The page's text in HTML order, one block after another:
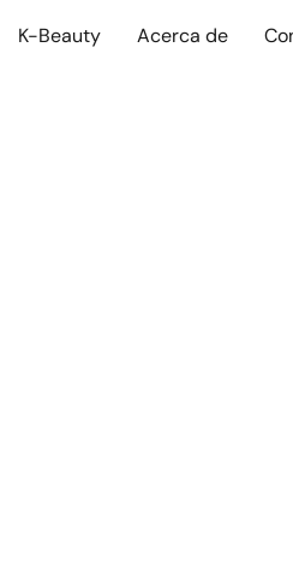
K-Beauty Acerca de